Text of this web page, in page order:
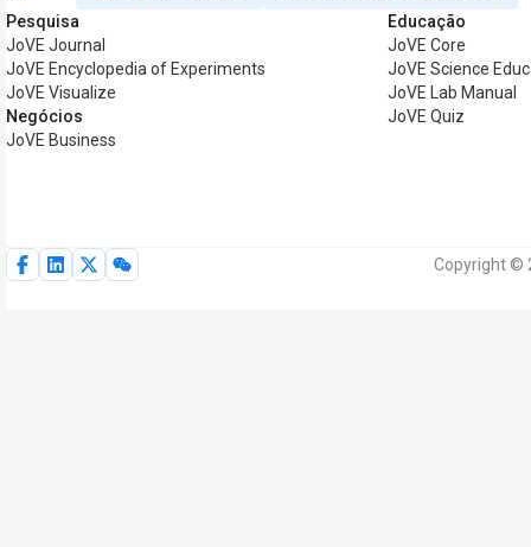
Pesquisa
JoVE Journal
JoVE Encyclopedia of Experiments
JoVE Visualize
Negócios
JoVE Business
Educação
JoVE Core
JoVE Science
JoVE Lab Manual
JoVE Quiz
Copyright ©